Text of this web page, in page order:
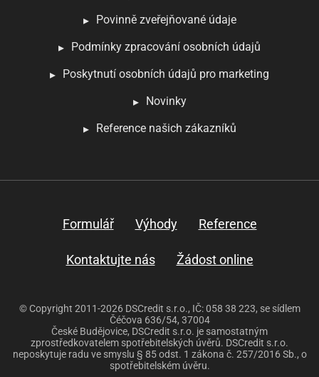
Povinně zveřejňované údaje
Podmínky zpracování osobních údajů
Poskytnutí osobních údajů pro marketing
Novinky
Reference našich zákazníků
Formulář Výhody Reference
Kontaktujte nás Žádost online
© Copyright 2011-2026 DSCredit s.r.o., IČ: 058 38 223, se sídlem
Čéčova 636/54, 37004
České Budějovice, DSCredit s.r.o. je samostatným
zprostředkovatelem spotřebitelských úvěrů. DSCredit s.r.o.
neposkytuje radu ve smyslu § 85 odst. 1 zákona č. 257/2016 Sb., o
spotřebitelském úvěru.